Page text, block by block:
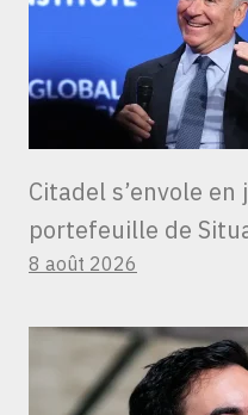
Citadel s’envole
portefeuille de
8 août 2026